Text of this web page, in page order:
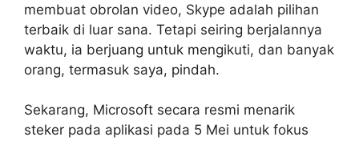
membuat obrolan video, Skype adalah pilihan
terbaik di luar sana. Tetapi seiring berjalannya
waktu, ia berjuang untuk mengikuti, dan banyak
orang, termasuk saya, pindah.
Sekarang, Microsoft secara resmi menarik
steker pada aplikasi pada 5 Mei untuk fokus